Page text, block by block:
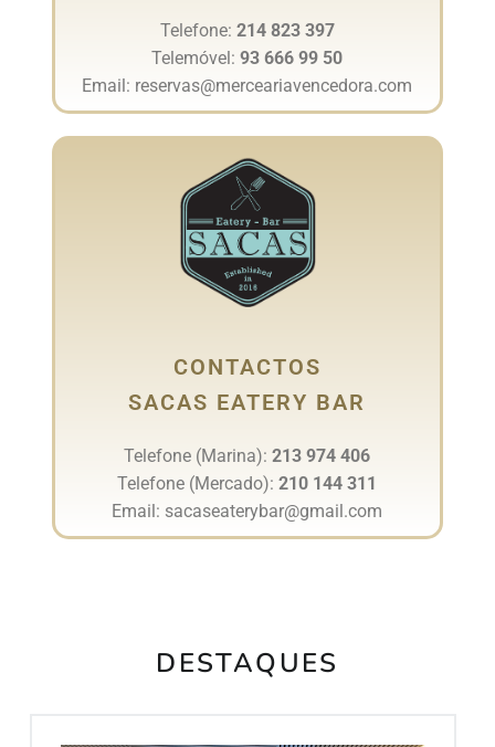
Telefone: 214 823 397
Telemóvel:93 666 99 50
Email: reservas@merceariavencedora.com
CONTACTOS
SACAS EATERY BAR
Telefone (Marina):213 974 406
Telefone (Mercado):210 144 311
Email: sacaseaterybar@gmail.com
DESTAQUES